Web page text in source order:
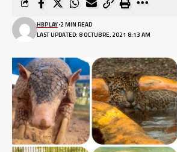
LAST UPDATED: 8 OCTUBRE, 2021 8:13 AM
HBPLAY 2 MIN READ